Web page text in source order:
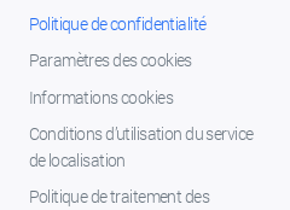
Politique de confidentialité
Paramètres des cookies
Informations cookies
Conditions d’utilisation du service
de localisation
Politique de traitement des